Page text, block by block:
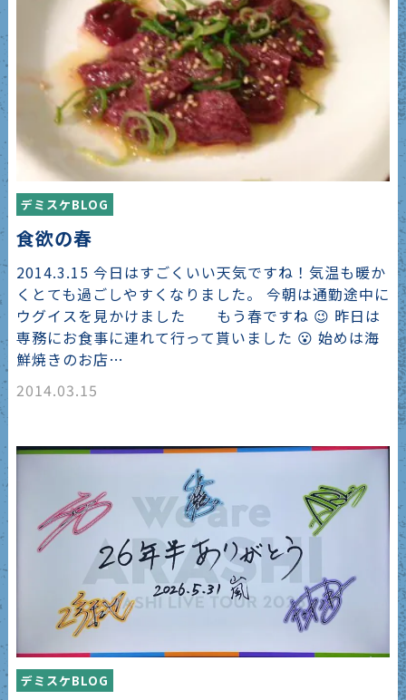
デミスケBLOG
食欲の春
2014.3.15 今日はすごくいい天気ですね！気温も暖か
くとても過ごしやすくなりました。 今朝は通勤途中に
ウグイスを見かけました もう春ですね 😉 昨日は
専務にお食事に連れて行って貰いました 😮 始めは海
鮮焼きのお店…
2014.03.15
デミスケBLOG